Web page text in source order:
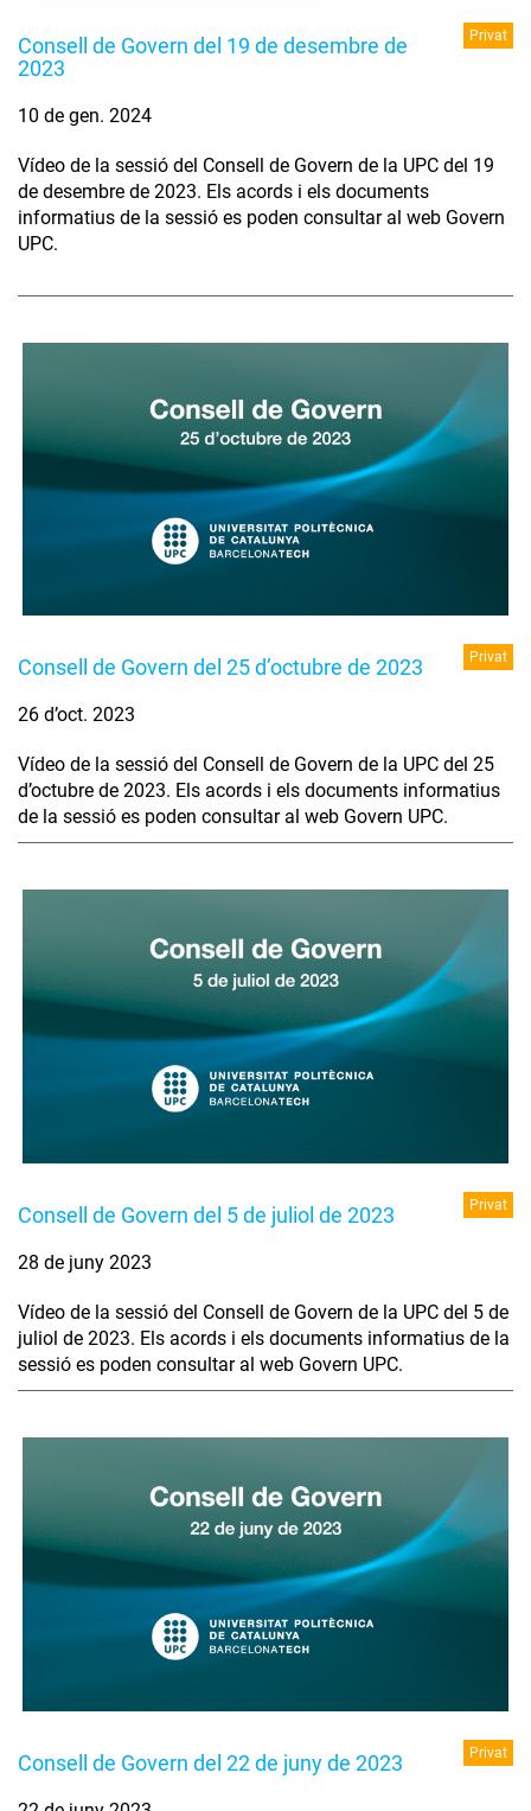
Consell de Govern del 19 de desembre de
2023
Privat
10 de gen. 2024
Vídeo de la sessió del Consell de Govern de la UPC del 19
de desembre de 2023. Els acords i els documents
informatius de la sessió es poden consultar al web Govern
UPC.
Consell de Govern del 25 d’octubre de 2023 Privat
26 d’oct. 2023
Vídeo de la sessió del Consell de Govern de la UPC del 25
d’octubre de 2023. Els acords i els documents informatius
de la sessió es poden consultar al web Govern UPC.
Consell de Govern del 5 de juliol de 2023 Privat
28 de juny 2023
Vídeo de la sessió del Consell de Govern de la UPC del 5 de
juliol de 2023. Els acords i els documents informatius de la
sessió es poden consultar al web Govern UPC.
Consell de Govern del 22 de juny de 2023 Privat